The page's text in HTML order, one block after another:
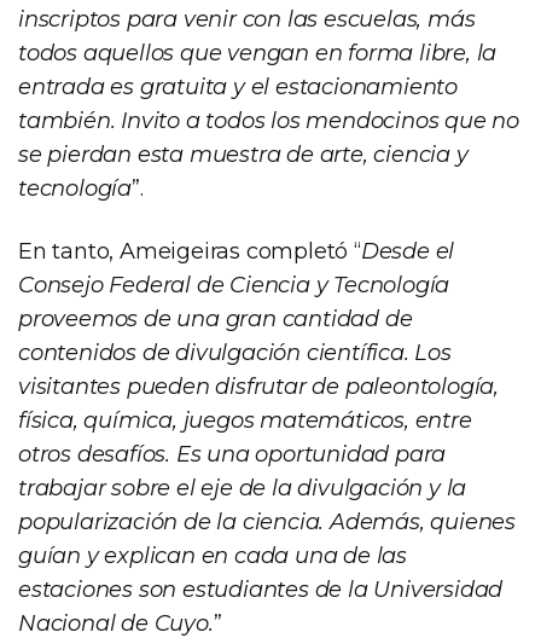
inscriptos para venir con las escuelas, más
todos aquellos que vengan en forma libre, la
entrada es gratuita y el estacionamiento
también. Invito a todos los mendocinos que no
se pierdan esta muestra de arte, ciencia y
tecnología”.
En tanto, Ameigeiras completó “Desde el
Consejo Federal de Ciencia y Tecnología
proveemos de una gran cantidad de
contenidos de divulgación científica. Los
visitantes pueden disfrutar de paleontología,
física, química, juegos matemáticos, entre
otros desafíos. Es una oportunidad para
trabajar sobre el eje de la divulgación y la
popularización de la ciencia. Además, quienes
guían y explican en cada una de las
estaciones son estudiantes de la Universidad
Nacional de Cuyo.”